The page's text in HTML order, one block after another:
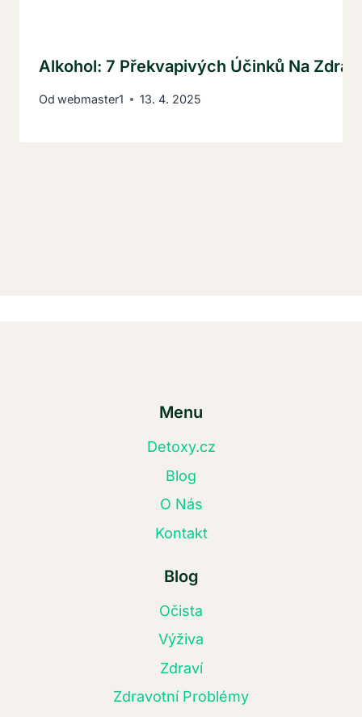
Alkohol: 7 Překvapivých Účinků Na
Od webmaster1 13. 4. 2025
Menu
Detoxy.cz
Blog
O Nás
Kontakt
Blog
Očista
Výživa
Zdraví
Zdravotní Problémy